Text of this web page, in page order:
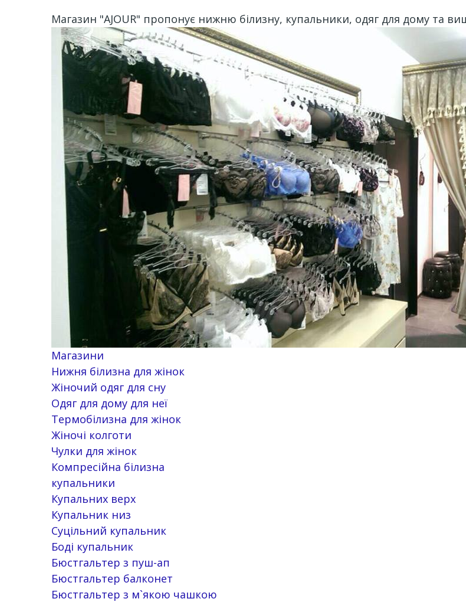
Магазин "AJOUR" пропонує нижню білизну, купальники, одяг для дому та
Магазини
Нижня білизна для жінок
Жіночий одяг для сну
Одяг для дому для неї
Термобілизна для жінок
Жіночі колготи
Чулки для жінок
Компресійна білизна
купальники
Купальних верх
Купальник низ
Суцільний купальник
Боді купальник
Бюстгальтер з пуш-ап
Бюстгальтер балконет
Бюстгальтер з м`якою чашкою